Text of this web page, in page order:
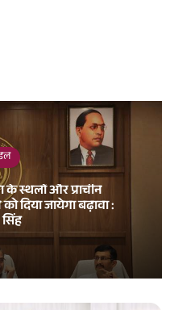
स्थलों और प्राचीन
दिया जायेगा बढ़ावा :